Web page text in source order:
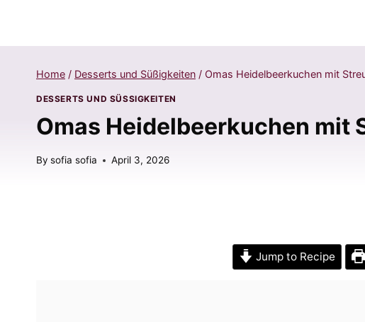
Home / Desserts und Süßigkeiten / Omas Heidelbeerkuchen mit
DESSERTS UND SÜSSIGKEITEN
Omas Heidelbeerkuchen mit
By sofia sofia April 3, 2026
Jump to Recipe